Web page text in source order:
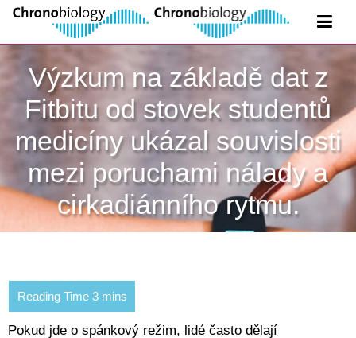
Výzkum na základě dat z
Fitbitu od stovek studentů
medicíny ukázal souvislosti
mezi poruchami nálady a
cirkadiánního rytmu.
Pokud jde o spánkový režim, lidé často dělají